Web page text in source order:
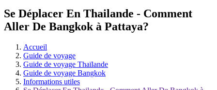
Se Déplacer En Thailande - Comment
Aller De Bangkok à Pattaya?
Accueil
Guide de voyage
Guide de voyage Thaïlande
Guide de voyage Bangkok
Informations utiles